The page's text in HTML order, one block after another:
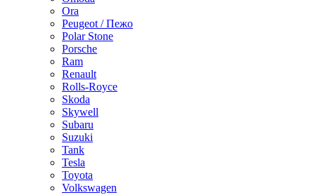
Ora
Peugeot / Пежо
Polar Stone
Porsche
Ram
Renault
Rolls-Royce
Skoda
Skywell
Subaru
Suzuki
Tank
Tesla
Toyota
Volkswagen